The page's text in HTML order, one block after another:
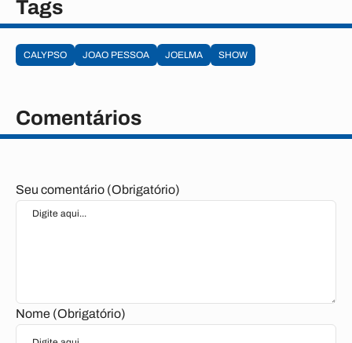
Tags
CALYPSO JOAO PESSOA JOELMA SHOW
Comentários
Seu comentário (Obrigatório)
Nome (Obrigatório)